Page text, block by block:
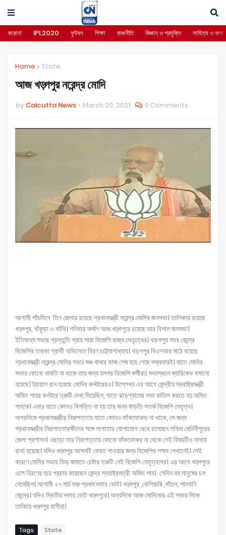
করোনা IPL2020 ফুটবল শিক্ষা রাজনীতি বিজ্ঞান ও প্রযুক্তি সাহিত্য ও কলা
Home State
আজ খড়্গপুর নরেন্দ্র মোদি
by Calcutta News March 20, 2021 0 Comments
আগামী পাঁচদিনে তিন জেলায় রয়েছে প্রধানমন্ত্রী নরেন্দ্র মোদির জনসভা। তালিকায় রয়েছে
খড়্গপুর, বাঁকুড়া ও কাঁথি। শনিবার অর্থাৎ আজ খড়্গপুরে রয়েছে তার বিশাল জনসভা।
ইতিমধ্যে সভার প্রস্তুতি প্রায় সারা বিজেপি রাজ্য নেতৃত্বের। খড়গপুর সদর কেন্দ্রে
বিজেপির তারকা প্রার্থী অভিনেতা হিরণ চট্ট্যোপাধ্যায়। খড়গপুর বিএনআর মাঠে রয়েছে
প্রধানমন্ত্রী নরেন্দ্র মোদির সভা। মঞ্চ বাধার কাজ শেষ হয়ে গেছে শুক্রবারই। যাতে মোদির
সভায় কোনো খামতি না থাকে তার জন্য তৎপর বিজেপি কর্মীরা। সভাস্থলে ব্যারিকেড বসানো
হয়েছে। ট্রায়াল রান হয়েছে মোদির কপ্টারেরও। উল্লেখ্য এর আগে কেন্দ্রীয় স্বরাষ্ট্রমন্ত্রী
অমিত শাহর কপ্টারে ত্রুটি দেখা দিয়েছিল, যাতে ঝাড়গ্রামের সভা বাতিল করতে হয় অমিত
শাহকে। এবার যাতে কোনও বিপত্তি না হয় তার জন্য বাড়তি সতর্ক বিজেপি নেতৃত্ব।
অপরদিকে প্রধানমন্ত্রীর নিরাপত্তায় যাতে কোনও ফাঁকফোকড় না থাকে, সে জন্য
প্রধানমন্ত্রীর নিরাপত্তারক্ষীদের সঙ্গে লাগাতার যোগাযোগ রেখে চলেছেন পশ্চিম মেদিনীপুরের
জেলা প্রশাসন। এছাড়া তার নিরাপত্তায় কোনো ফাঁকফোকর না থেকে সেই বিষয়টিও মাথায়
রাখা হয়েছে। যদিও খড়্গপুর আসনটি ফেরত পাওয়ার জন্য বিজেপির লক্ষ্য সেখানেই। সেই
কারণে মোদির সভায় ভিড় জমাতে চেষ্টার ত্রুটি নেই বিজেপি নেতৃত্বদের। এর আগে খড়্গপুরে
এসে হিরণের হয়ে প্রচার করেছেন কেন্দ্র স্বরাষ্ট্রমত্রী অমিত শাহ। সেদিন বহু মানুষের ঢল
নেমেছিল। আগামী ২৭ মার্চ শুরু প্রথম দফার ভোট। খড়্গপুর ,কেশিয়ারি ,দাঁতন, শালবনি
কেন্দ্রে। যদিও দ্বিতীয় দফায় ভোট খড়্গপুরে। অন্যদিকে আজ মোদিকের এই সভার দিকে
তাকিয়ে খড়্গপুর বাসীরা।
Tags State